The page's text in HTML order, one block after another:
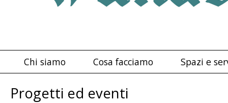
Chi siamo Cosa facciamo Spazi e
Progetti ed eventi